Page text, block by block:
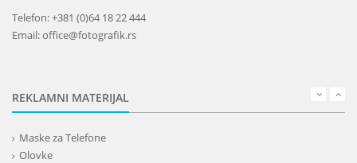
Telefon: +381 (0)64 18 22 444
Email: office@fotografik.rs
REKLAMNI MATERIJAL
Maske za Telefone
Olovke